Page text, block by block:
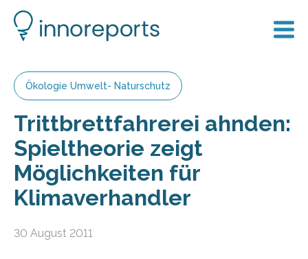
Ökologie Umwelt- Naturschutz
Trittbrettfahrerei ahnden:
Spieltheorie zeigt
Möglichkeiten für
Klimaverhandler
30 August 2011